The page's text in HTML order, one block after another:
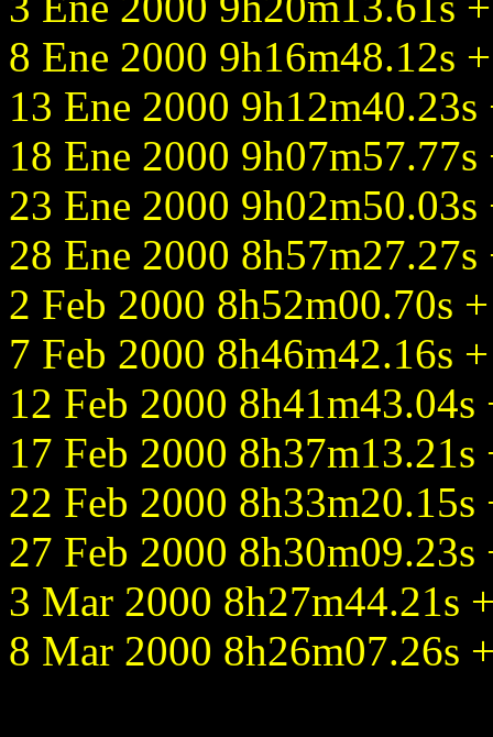
8 Ene 2000 9h16m48.12s
13 Ene 2000 9h12m40.23s
18 Ene 2000 9h07m57.77s
23 Ene 2000 9h02m50.03s
28 Ene 2000 8h57m27.27s
2 Feb 2000 8h52m00.70s
7 Feb 2000 8h46m42.16s
12 Feb 2000 8h41m43.04s
17 Feb 2000 8h37m13.21s
22 Feb 2000 8h33m20.15s
27 Feb 2000 8h30m09.23s
3 Mar 2000 8h27m44.21s
8 Mar 2000 8h26m07.26s